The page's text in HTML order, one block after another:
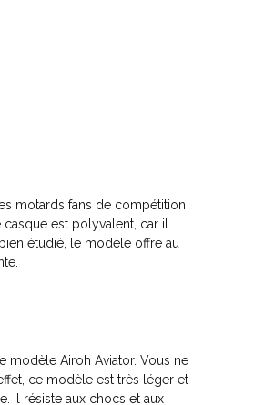
motards fans de compétition
casque est polyvalent, car il
étudié, le modèle offre au
modèle Airoh Aviator. Vous ne
ce modèle est très léger et
Il résiste aux chocs et aux